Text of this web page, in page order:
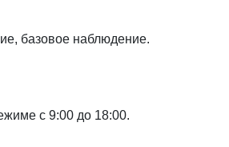
базовое наблюдение.
с 9:00 до 18:00.